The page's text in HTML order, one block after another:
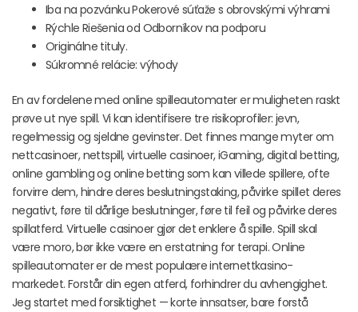
Iba na pozvánku Pokerové súťaže s obrovskými výhrami
Rýchle Riešenia od Odborníkov na podporu
Originálne tituly.
Súkromné relácie: výhody
En av fordelene med online spilleautomater er muligheten raskt
prøve ut nye spill. Vi kan identifisere tre risikoprofiler: jevn,
regelmessig og sjeldne gevinster. Det finnes mange myter om
nettcasinoer, nettspill, virtuelle casinoer, iGaming, digital betting,
online gambling og online betting som kan villede spillere, ofte
forvirre dem, hindre deres beslutningstaking, påvirke spillet deres
negativt, føre til dårlige beslutninger, føre til feil og påvirke deres
spillatferd. Virtuelle casinoer gjør det enklere å spille. Spill skal
være moro, bør ikke være en erstatning for terapi. Online
spilleautomater er de mest populære internettkasino-
markedet. Forstår din egen atferd, forhindrer du avhengighet.
Jeg startet med forsiktighet — korte innsatser, bare forstå